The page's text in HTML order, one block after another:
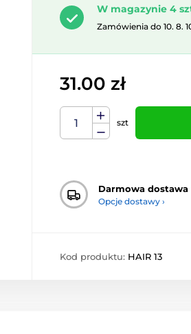
W magazynie 4
Zamówienia do 10. 8.
31.00 zł
szt
Darmowa dostawa
Opcje dostawy ›
Kod produktu: HAIR 13